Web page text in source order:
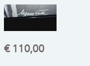
lamp/luchter
€ 110,00